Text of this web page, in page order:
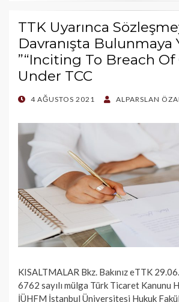
TTK Uyarınca
Davranışta Bulunmaya
”“Inciting To Breach
Under TCC
POSTED
4 AĞUSTOS 2021 ALPARSLAN
KISALTMALAR Bkz. Bakınız eTTK
6762 sayılı mülga Türk Ticaret Kanunu
İÜHFM İstanbul Üniversitesi Hukuk